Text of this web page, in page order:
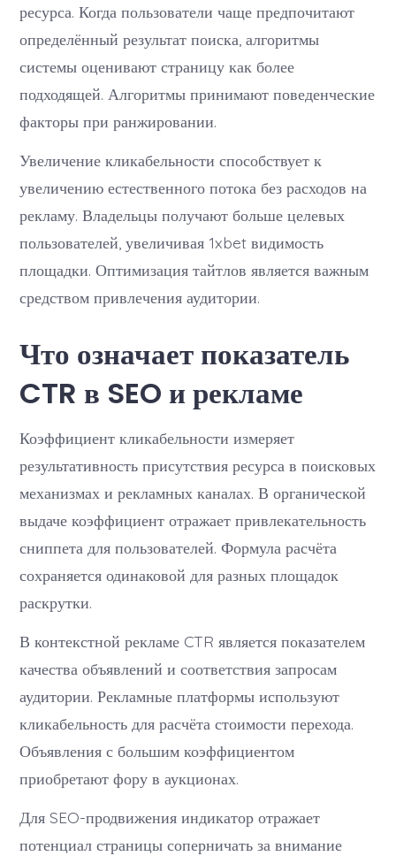
ресурса. Когда пользователи чаще предпочитают
определённый результат поиска, алгоритмы
системы оценивают страницу как более
подходящей. Алгоритмы принимают поведенческие
факторы при ранжировании.
Увеличение кликабельности способствует к
увеличению естественного потока без расходов на
рекламу. Владельцы получают больше целевых
пользователей, увеличивая 1xbet видимость
площадки. Оптимизация тайтлов является важным
средством привлечения аудитории.
Что означает показатель
CTR в SEO и рекламе
Коэффициент кликабельности измеряет
результативность присутствия ресурса в поисковых
механизмах и рекламных каналах. В органической
выдаче коэффициент отражает привлекательность
сниппета для пользователей. Формула расчёта
сохраняется одинаковой для разных площадок
раскрутки.
В контекстной рекламе CTR является показателем
качества объявлений и соответствия запросам
аудитории. Рекламные платформы используют
кликабельность для расчёта стоимости перехода.
Объявления с большим коэффициентом
приобретают фору в аукционах.
Для SEO-продвижения индикатор отражает
потенциал страницы соперничать за внимание